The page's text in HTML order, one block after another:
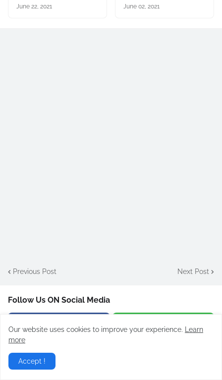
June 22, 2021 June 02, 2021
Previous Post Next Post
Follow Us ON Social Media
Our website uses cookies to improve your experience.
Learn
more
Accept !